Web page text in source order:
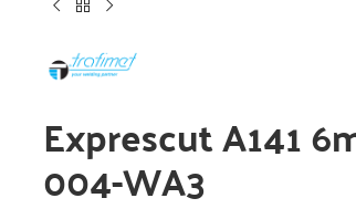
Exprescut A141
004-WA3